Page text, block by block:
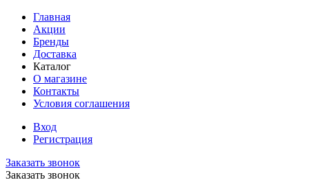
Главная
Акции
Бренды
Доставка
Каталог
О магазине
Контакты
Условия соглашения
Вход
Регистрация
Заказать звонок
Заказать звонок